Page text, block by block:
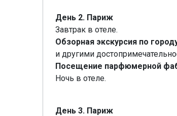
День 2. Париж
Завтрак в отеле.
Обзорная экскурсия по
и другими
Посещение парфюмерной
Ночь в отеле.
День 3. Париж